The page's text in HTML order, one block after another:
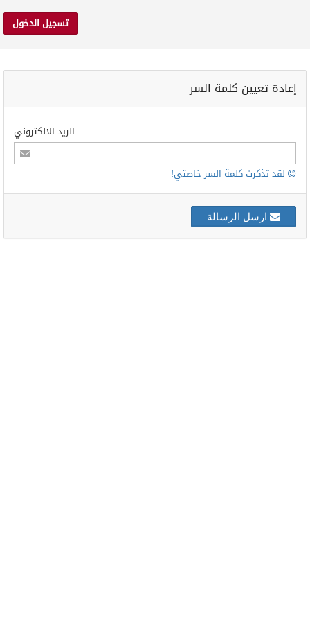
تسجيل الدخول
إعادة تعيين كلمة السر
الريد الالكتروني
لقد تذكرت كلمة السر خاصتي!